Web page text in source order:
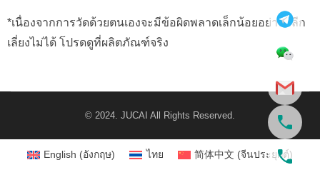
*เนื่องจากการวัดด้วยตนเองจะมีข้อผิดพลาดเล็กน้อยอย่างหลีก
เลี่ยงไม่ได้ โปรดดูที่ผลิตภัณฑ์จริง
© 2024. JUCAI All Rights Reserved.
English (อังกฤษ) ไทย 简体中文 (จีนประยุกต์)